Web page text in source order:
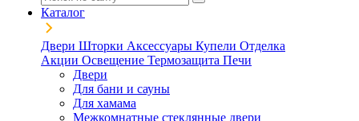
Каталог
Двери Шторки Аксессуары Купели Отделка
Акции Освещение Термозащита Печи
Двери
Для бани и сауны
Для хамама
Межкомнатные стеклянные двери